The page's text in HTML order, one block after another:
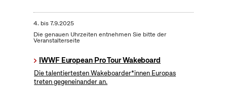
4. bis7.9.2025
Die genauen Uhrzeiten entnehmen Sie bitte der
Veranstalterseite
IWWF European Pro Tour Wakeboard
Die talentiertesten Wakeboarder*innen Europas
treten gegeneinander an.